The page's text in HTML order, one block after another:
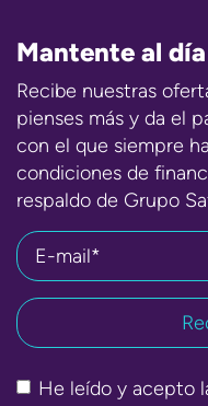
Mantente al día
Recibe nuestras
pienses más y da el
con el que siempre
condiciones de
respaldo de Grupo
E-mail*
He leído y acepto